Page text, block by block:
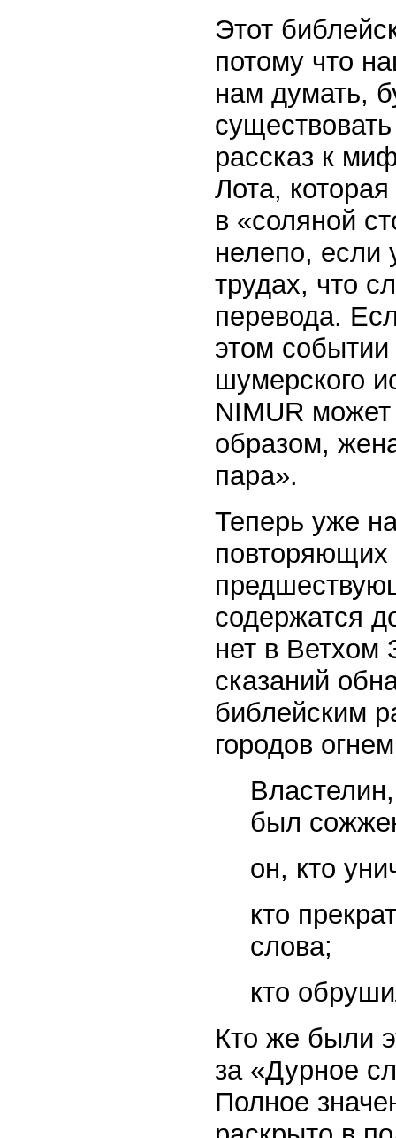
Этот
потому что
нам думать,
рассказ к
Лота,
в «соляной
нелепо, если
трудах, что
перевода.
этом
шумерского
NIMUR может
образом,
пара».
Теперь уже
повторяющих
содержатся
нет в Ветхом
сказаний
библейским
городов
был
он, кто
кто
слова;
кто
Кто же были
за «Дурное
Полное